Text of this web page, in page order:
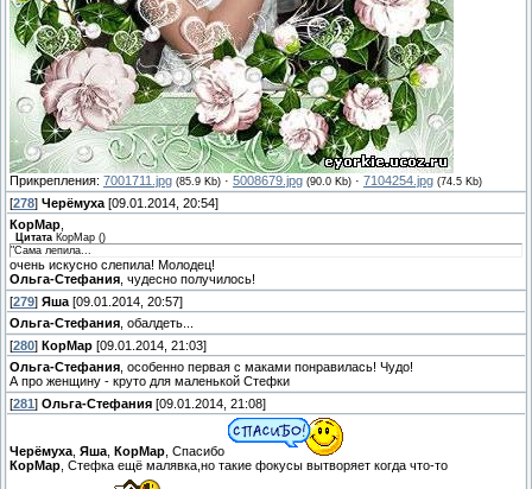
Прикрепления: 7001711.jpg (85.9 Kb) · 5008679.jpg (90.0 Kb) · 7104254.jpg (74.5 Kb)
[278] Черёмуха [09.01.2014, 20:54]
КорМар
Цитата КорМар ()
"Сама лепила...
очень искусно слепила! Молодец!
Ольга-Стефания , чудесно получилось!
[279] Яша [09.01.2014, 20:57]
Ольга-Стефания , обалдеть...
[280] КорМар [09.01.2014, 21:03]
Ольга-Стефания , особенно первая с маками понравилась! Чудо!
А про женщину - круто для маленькой Стефки
[281 ] Ольга-Стефания [09.01.2014, 21:08]
Черёмуха Яша КорМар , Спасибо
КорМар , Стефка ещё малявка,но такие фокусы вытворяет когда что-то